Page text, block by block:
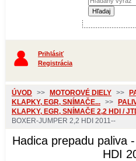
Prihlásiť
Registrácia
ÚVOD >> MOTOROVÉ DIELY >>
KLAPKY, EGR, SNÍMAČE... >>
KLAPKY, EGR, SNÍMAČE 2,2 HDI /
BOXER-JUMPER 2,2 HDI 2011--
Hadica prepadu paliva
HDI